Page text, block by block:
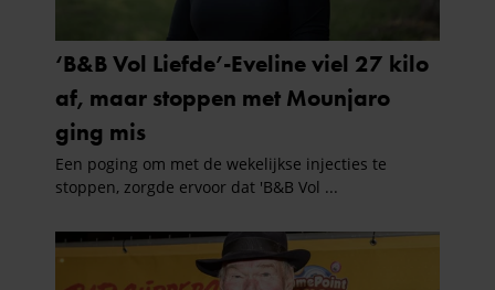
gaat akkoord met onze cookies als u onze website blijft
gebruiken.